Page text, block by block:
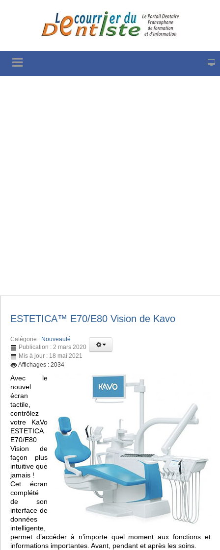
ESTETICA™️ E70/E80 Vision de Kavo
Catégorie : Nouveauté
Publication : 2 mars 2020
Mis à jour : 18 mai 2021
Affichages : 2034
Avec le
nouvel
écran
tactile,
contrôlez
votre KaVo
ESTETICA
E70/E80
Vision de
façon plus
intuitive que
jamais !
Cet écran
complété
de son
interface de
données
intelligente,
permet d’accéder à n’importe quel moment aux fonctions et
informations importantes. Avant, pendant et après les soins.